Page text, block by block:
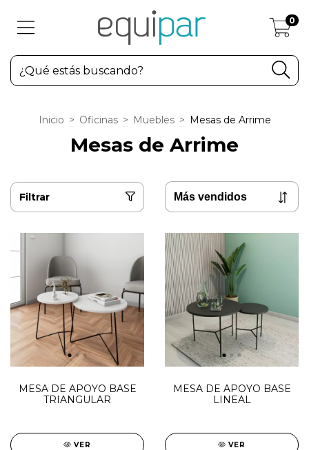
0
Inicio > Oficinas > Muebles > Mesas de Arrime
Mesas de Arrime
Filtrar
MESA DE APOYO BASE
TRIANGULAR
VER
MESA DE APOYO BASE
LINEAL
VER